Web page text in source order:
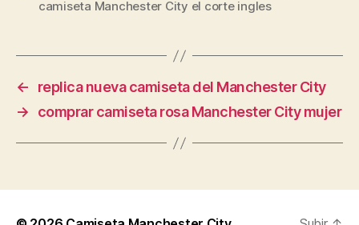
camiseta Manchester City el corte ingles
←
replica nueva camiseta del Manchester City
→
comprar camiseta rosa Manchester City mujer